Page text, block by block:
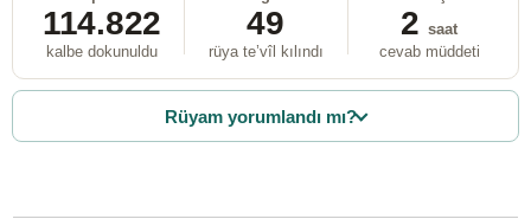
114.822
kalbe dokunuldu
49
rüya te’vîl kılındı
2 saat
cevab müddeti
Rüyam yorumlandı mı?